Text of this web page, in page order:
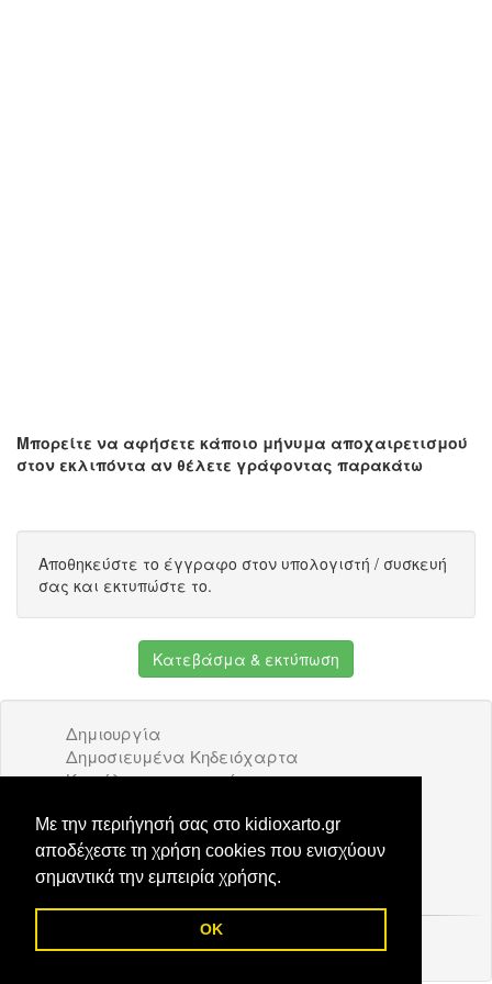
Με την περιήγησή σας στο kidioxarto.gr
αποδέχεστε τη χρήση cookies που ενισχύουν
σημαντικά την εμπειρία χρήσης.
OK
Μπορείτε να αφήσετε κάποιο μήνυμα αποχαιρετισμού
στον εκλιπόντα αν θέλετε γράφοντας παρακάτω
Αποθηκεύστε το έγγραφο στον υπολογιστή / συσκευή
σας και εκτυπώστε το.
Κατεβάσμα & εκτύπωση
Δημιουργία
Δημοσιευμένα Κηδειόχαρτα
Κατάλογος επιχειρήσεων
Διαφήμιση
Επικοινωνία
© 2026 Kidioxarto.gr /Επικοινωνία